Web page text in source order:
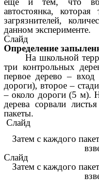
автостоянка,
загрязнителей,
данном эксперименте.
Слайд
Определение
На школьной
три контрольных
первое дерево –
дороги), второе –
– около дороги (5 м).
дерева сорвали
пакеты.
Слайд
Затем с каждого
Слайд
Затем с каждого